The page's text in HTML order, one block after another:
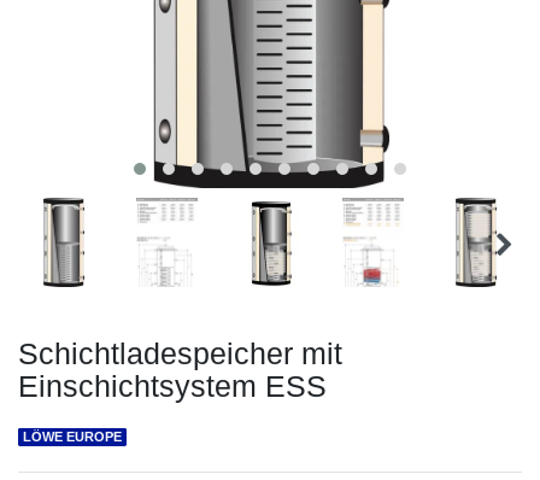
Schichtladespeicher mit
Einschichtsystem ESS
LÖWE EUROPE